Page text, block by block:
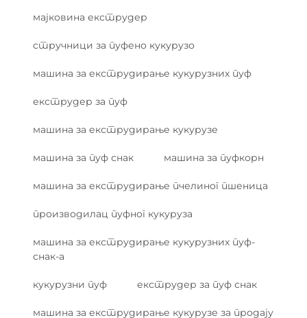
мајковина екструдер
стручници за пуфено кукурузо
машина за екструдирање кукурузних пуф
екструдер за пуф
машина за екструдирање кукурузе
машина за пуф снак машина за пуфкорн
машина за екструдирање пчелиног пшеница
производилац пуфног кукуруза
машина за екструдирање кукурузних пуф-
снак-а
кукурузни пуф екструдер за пуф снак
машина за екструдирање кукурузе за продају